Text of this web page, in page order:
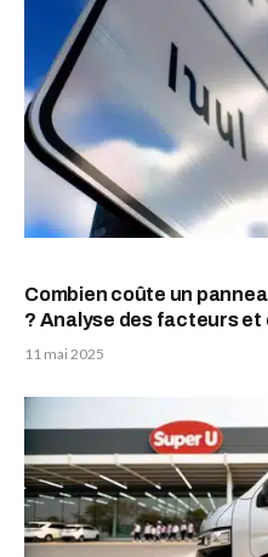
Combien coûte un
? Analyse des facteurs et
11 mai 2025